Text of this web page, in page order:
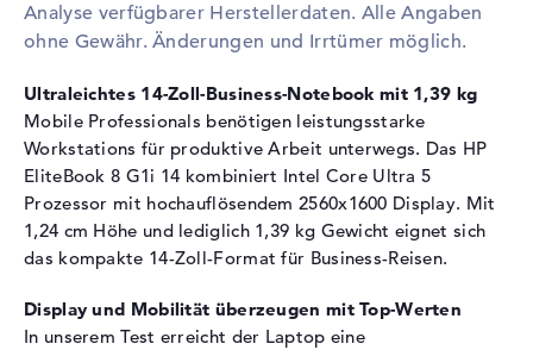
Technologie
DDR5 - 5600 MHZ
Festplatte
512 GB SSD
PCIe
Optische Speicher
Laufwerks-Typ
ohne Laufwerk
Display
Display-Typ
Max. Auflösung
2560 x 1600
Analyse verfügbarer Herstellerdaten. Alle Angaben
ohne Gewähr. Änderungen und Irrtümer möglich.
Ultraleichtes 14-Zoll-Business-Notebook mit 1,39 kg
Mobile Professionals benötigen leistungsstarke
Workstations für produktive Arbeit unterwegs. Das HP
EliteBook 8 G1i 14 kombiniert Intel Core Ultra 5
Prozessor mit hochauflösendem 2560x1600 Display. Mit
1,24 cm Höhe und lediglich 1,39 kg Gewicht eignet sich
das kompakte 14-Zoll-Format für Business-Reisen.
Display und Mobilität überzeugen mit Top-Werten
In unserem Test erreicht der Laptop eine